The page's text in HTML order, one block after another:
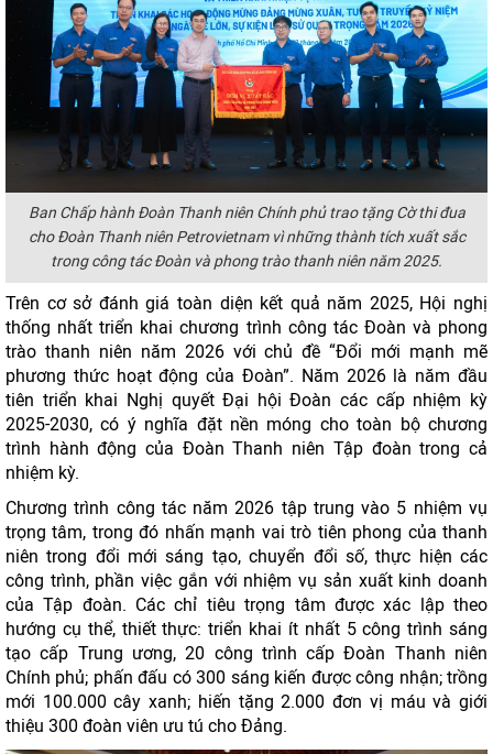
Ban Chấp hành Đoàn Thanh niên Chính phủ trao tặng Cờ thi đua
cho Đoàn Thanh niên Petrovietnam vì những thành tích xuất sắc
trong công tác Đoàn và phong trào thanh niên năm 2025.
Trên cơ sở đánh giá toàn diện kết quả năm 2025, Hội nghị
thống nhất triển khai chương trình công tác Đoàn và phong
trào thanh niên năm 2026 với chủ đề “Đổi mới mạnh mẽ
phương thức hoạt động của Đoàn”. Năm 2026 là năm đầu
tiên triển khai Nghị quyết Đại hội Đoàn các cấp nhiệm kỳ
2025-2030, có ý nghĩa đặt nền móng cho toàn bộ chương
trình hành động của Đoàn Thanh niên Tập đoàn trong cả
nhiệm kỳ.
Chương trình công tác năm 2026 tập trung vào 5 nhiệm vụ
trọng tâm, trong đó nhấn mạnh vai trò tiên phong của thanh
niên trong đổi mới sáng tạo, chuyển đổi số, thực hiện các
công trình, phần việc gắn với nhiệm vụ sản xuất kinh doanh
của Tập đoàn. Các chỉ tiêu trọng tâm được xác lập theo
hướng cụ thể, thiết thực: triển khai ít nhất 5 công trình sáng
tạo cấp Trung ương, 20 công trình cấp Đoàn Thanh niên
Chính phủ; phấn đấu có 300 sáng kiến được công nhận; trồng
mới 100.000 cây xanh; hiến tặng 2.000 đơn vị máu và giới
thiệu 300 đoàn viên ưu tú cho Đảng.